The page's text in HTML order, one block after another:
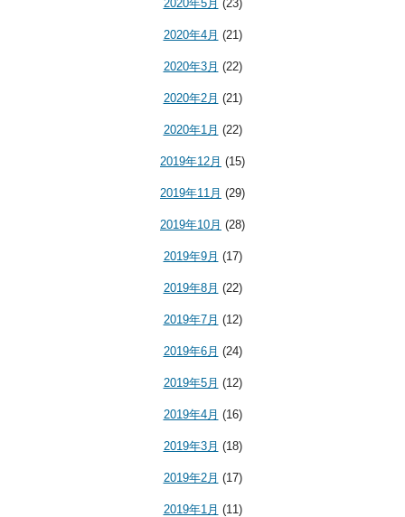
2020年5月 (23)
2020年4月 (21)
2020年3月 (22)
2020年2月 (21)
2020年1月 (22)
2019年12月 (15)
2019年11月 (29)
2019年10月 (28)
2019年9月 (17)
2019年8月 (22)
2019年7月 (12)
2019年6月 (24)
2019年5月 (12)
2019年4月 (16)
2019年3月 (18)
2019年2月 (17)
2019年1月 (11)